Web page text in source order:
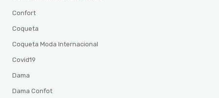
Confort
Coqueta
Coqueta Moda Internacional
Covid19
Dama
Dama Confot